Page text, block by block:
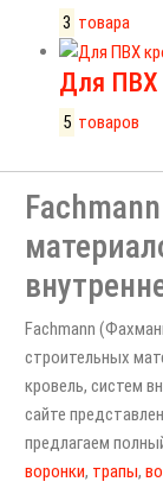
3 товара
Для ПВХ
5 товаров
Fachmann
строительных
кровель, систем
сайте
предлагаем
воронки, трапы,